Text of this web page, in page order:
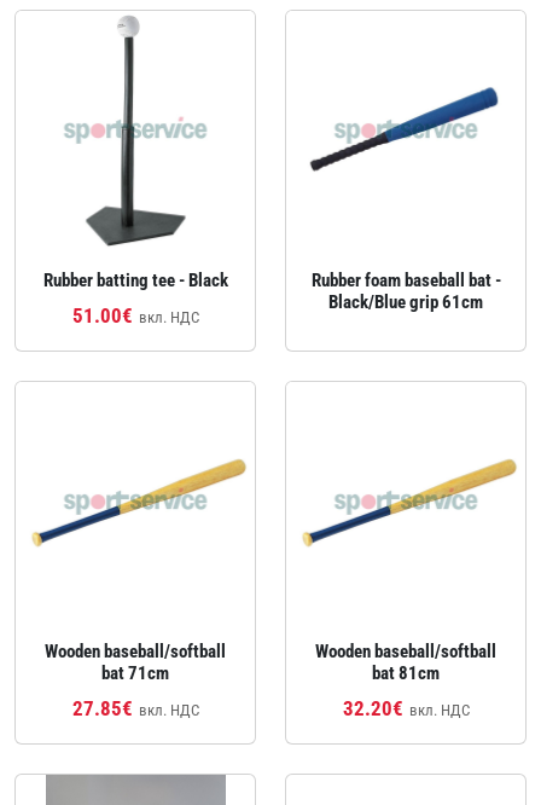
Rubber batting tee - Black
51.00€ вкл. НДС
Rubber foam baseball bat -
Black/Blue grip 61cm
Wooden baseball/softball
bat 71cm
27.85€ вкл. НДС
Wooden baseball/softball
bat 81cm
32.20€ вкл. НДС